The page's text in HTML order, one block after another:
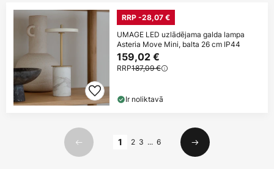
RRP -28,07 €
UMAGE LED uzlādējama galda lampa
Asteria Move Mini, balta 26 cm IP44
159,02 €
RRP187,09 €
Ir noliktavā
Iepriekšējais
1 2 3 ... 6
Nākamais